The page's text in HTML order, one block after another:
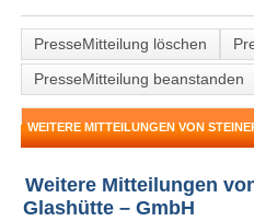
PresseMitteilung löschen
PresseMitteilung beanstanden
WEITERE MITTEILUNGEN VON
Weitere Mitteilungen
Glashütte – GmbH